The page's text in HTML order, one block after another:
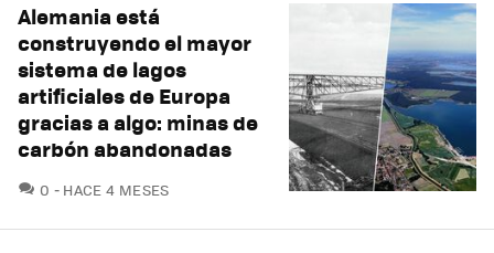
Alemania está
construyendo el mayor
sistema de lagos
artificiales de Europa
gracias a algo: minas de
carbón abandonadas
0 COMENTARIOS
HACE 4 MESES